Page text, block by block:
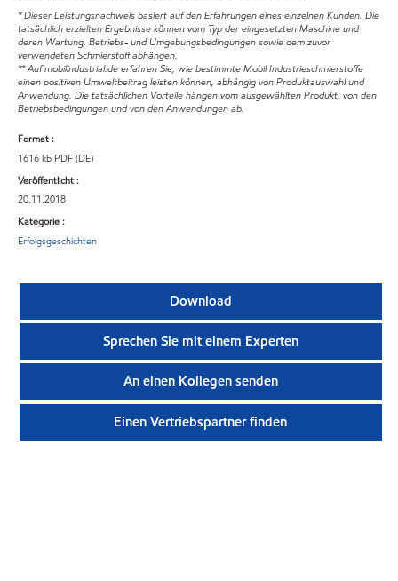
* Dieser Leistungsnachweis basiert auf den Erfahrungen eines einzelnen Kunden. Die
tatsächlich erzielten Ergebnisse können vom Typ der eingesetzten Maschine und
deren Wartung, Betriebs- und Umgebungsbedingungen sowie dem zuvor
verwendeten Schmierstoff abhängen.
** Auf mobilindustrial.de erfahren Sie, wie bestimmte Mobil Industrieschmierstoffe
einen positiven Umweltbeitrag leisten können, abhängig von Produktauswahl und
Anwendung. Die tatsächlichen Vorteile hängen vom ausgewählten Produkt, von den
Betriebsbedingungen und von den Anwendungen ab.
Format :
1616 kb PDF (DE)
Veröffentlicht :
20.11.2018
Kategorie :
Erfolgsgeschichten
Download
Sprechen Sie mit einem Experten
An einen Kollegen senden
Einen Vertriebspartner finden